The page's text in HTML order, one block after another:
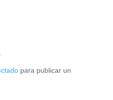
para publicar un